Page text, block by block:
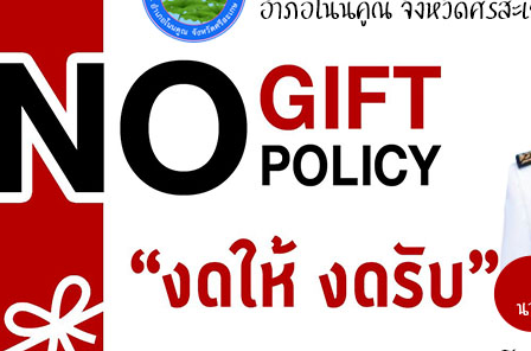
ศูนย์ร้องเรียน
สำนักงานคณะกรรมการป้องกันและปราบปรามการ
สำนักงานคณะกรรมการป้องกันและปราบปรามการ
ทุจริตในภาครัฐ